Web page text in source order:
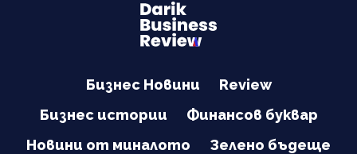
Бизнес Новини
Review
Бизнес истории
Финансов буквар
Новини от миналото
Зелено бъдеще